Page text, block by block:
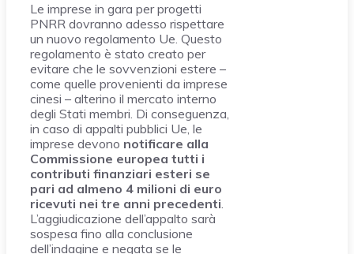
Le imprese in gara per progetti
PNRR dovranno adesso rispettare
un nuovo regolamento Ue. Questo
regolamento è stato creato per
evitare che le sovvenzioni estere –
come quelle provenienti da imprese
cinesi – alterino il mercato interno
degli Stati membri. Di conseguenza,
in caso di appalti pubblici Ue, le
imprese devono notificare alla
Commissione europea tutti i
contributi finanziari esteri se
pari ad almeno 4 milioni di euro
ricevuti nei tre anni precedenti.
L’aggiudicazione dell’appalto sarà
sospesa fino alla conclusione
dell’indagine e negata se le